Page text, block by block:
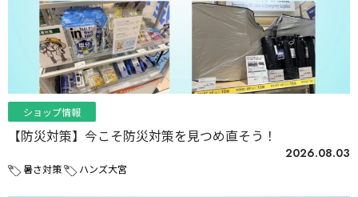
ショップ情報
【防災対策】今こそ防災対策を見つめ直そう！
2026.08.03
暑さ対策 ハンズ大宮